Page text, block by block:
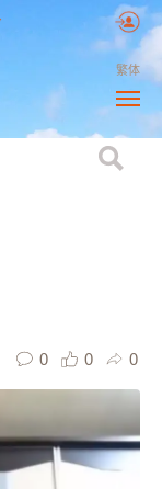
繁体
0 0 0